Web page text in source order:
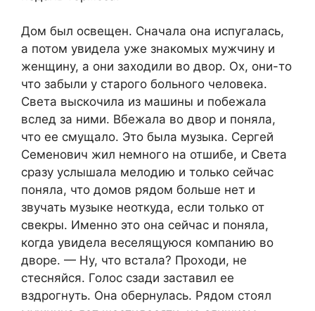
Дом был освещен. Сначала она испугалась,
а потом увидела уже знакомых мужчину и
женщину, а они заходили во двор. Ох, они-то
что забыли у старого больного человека.
Света выскочила из машины и побежала
вслед за ними. Вбежала во двор и поняла,
что ее смущало. Это была музыка. Сергей
Семенович жил немного на отшибе, и Света
сразу услышала мелодию и только сейчас
поняла, что домов рядом больше нет и
звучать музыке неоткуда, если только от
свекры. Именно это она сейчас и поняла,
когда увидела веселящуюся компанию во
дворе. — Ну, что встала? Проходи, не
стесняйся. Голос сзади заставил ее
вздрогнуть. Она обернулась. Рядом стоял